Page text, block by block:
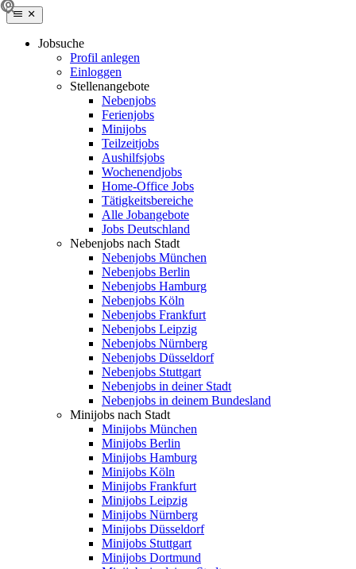
Jobsuche
Profil anlegen
Einloggen
Stellenangebote
Nebenjobs
Ferienjobs
Minijobs
Teilzeitjobs
Aushilfsjobs
Wochenendjobs
Home-Office Jobs
Tätigkeitsbereiche
Alle Jobangebote
Jobs Deutschland
Nebenjobs nach Stadt
Nebenjobs München
Nebenjobs Berlin
Nebenjobs Hamburg
Nebenjobs Köln
Nebenjobs Frankfurt
Nebenjobs Leipzig
Nebenjobs Nürnberg
Nebenjobs Düsseldorf
Nebenjobs Stuttgart
Nebenjobs in deiner Stadt
Nebenjobs in deinem Bundesland
Minijobs nach Stadt
Minijobs München
Minijobs Berlin
Minijobs Hamburg
Minijobs Köln
Minijobs Frankfurt
Minijobs Leipzig
Minijobs Nürnberg
Minijobs Düsseldorf
Minijobs Stuttgart
Minijobs Dortmund